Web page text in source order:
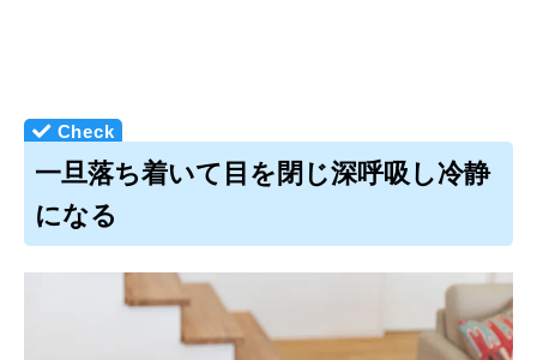
一旦落ち着いて目を閉じ深呼吸し冷静
になる